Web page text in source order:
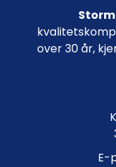
over 30 år,
E-